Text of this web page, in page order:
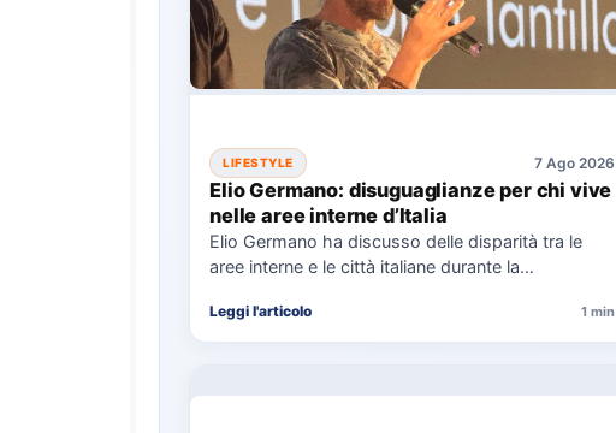
LIFESTYLE 7 Ago 2026
Elio Germano: disuguaglianze per chi vive
nelle aree interne d’Italia
Elio Germano ha discusso delle disparità tra le
aree interne e le città italiane durante la
Leggi l'articolo 1 min